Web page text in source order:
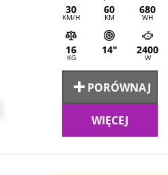
30
KM/H
60
KM
680
WH
16
KG
14" 2400
W
PORÓWNAJ
WIĘCEJ